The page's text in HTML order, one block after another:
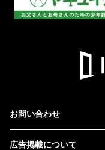
お問い合わせ
広告掲載について